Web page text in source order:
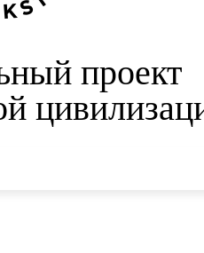
проект